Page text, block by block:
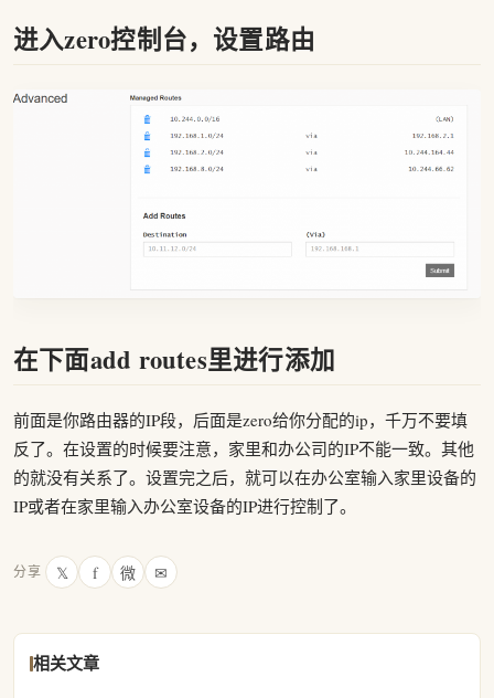
进入zero控制台，设置路由
在下面add routes里进行添加
前面是你路由器的IP段，后面是zero给你分配的ip，千万不要填
反了。在设置的时候要注意，家里和办公司的IP不能一致。其他
的就没有关系了。设置完之后，就可以在办公室输入家里设备的
IP或者在家里输入办公室设备的IP进行控制了。
分享 𝕏 f 微 ✉
相关文章